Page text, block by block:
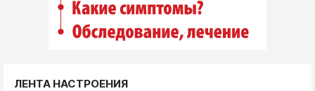
ЛЕНТА НАСТРОЕНИЯ